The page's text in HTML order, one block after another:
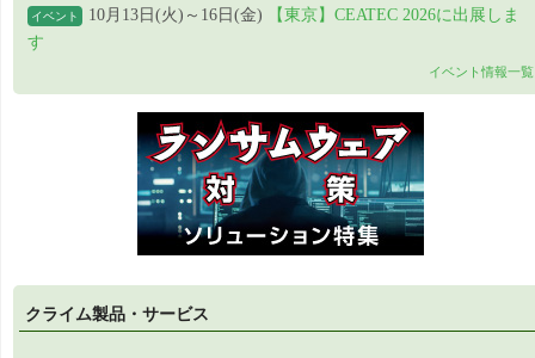
イベント 10月13日(火)～16日(金)
【東京】CEATEC 2026に出展しま
す
イベント情報一覧
クライム製品・サービス